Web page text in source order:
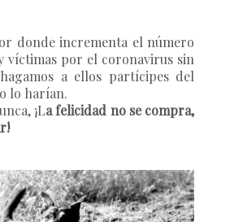
donde incrementa el número
víctimas por el coronavirus sin
a ellos partícipes del
lo harían.
¡La felicidad no se compra,